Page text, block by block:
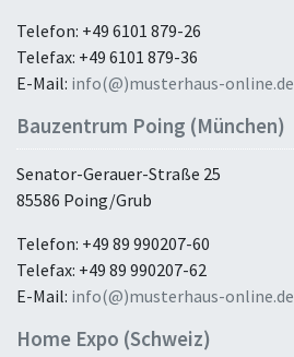
Telefon: +49 6101 879-26
Telefax: +49 6101 879-36
E-Mail: info(@)musterhaus-online.de
Bauzentrum Poing (München)
Senator-Gerauer-Straße 25
85586 Poing/Grub
Telefon: +49 89 990207-60
Telefax: +49 89 990207-62
E-Mail: info(@)musterhaus-online.de
Home Expo (Schweiz)